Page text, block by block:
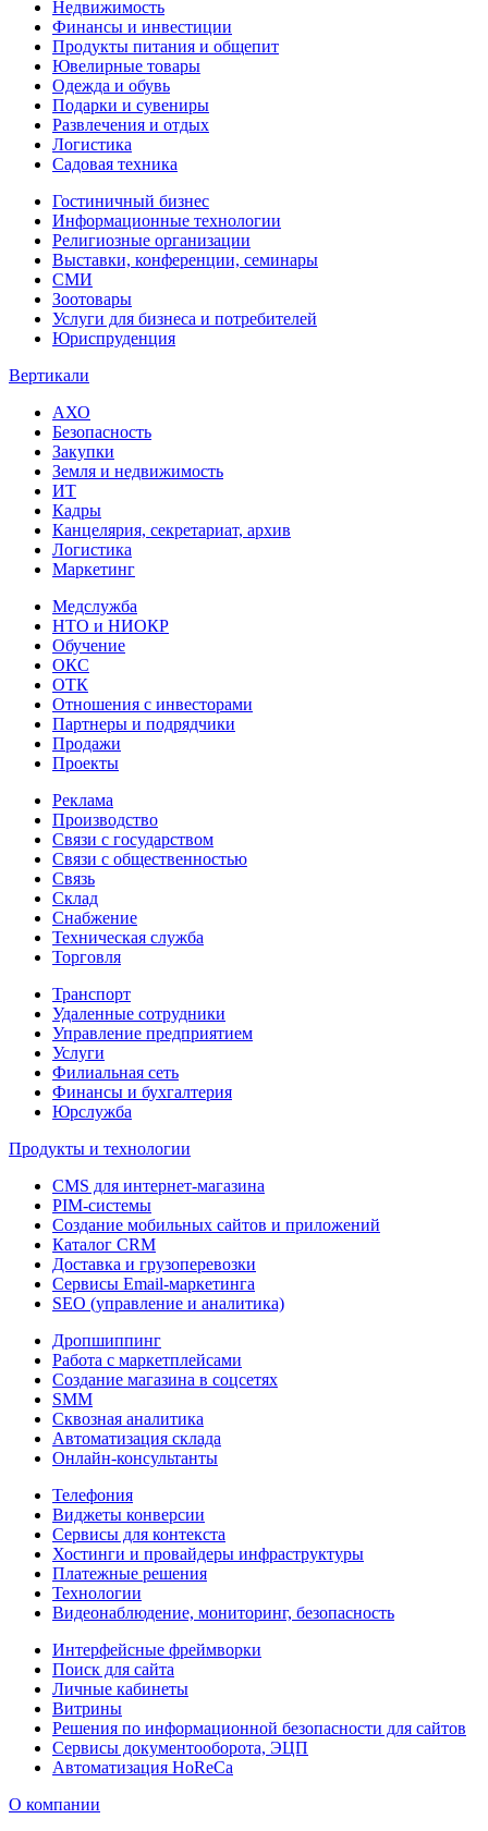
Недвижимость
Финансы и инвестиции
Продукты питания и общепит
Ювелирные товары
Одежда и обувь
Подарки и сувениры
Развлечения и отдых
Логистика
Садовая техника
Гостиничный бизнес
Информационные технологии
Религиозные организации
Выставки, конференции, семинары
СМИ
Зоотовары
Услуги для бизнеса и потребителей
Юриспруденция
Вертикали
АХО
Безопасность
Закупки
Земля и недвижимость
ИТ
Кадры
Канцелярия, секретариат, архив
Логистика
Маркетинг
Медслужба
НТО и НИОКР
Обучение
ОКС
ОТК
Отношения с инвесторами
Партнеры и подрядчики
Продажи
Проекты
Реклама
Производство
Связи с государством
Связи с общественностью
Связь
Склад
Снабжение
Техническая служба
Торговля
Транспорт
Удаленные сотрудники
Управление предприятием
Услуги
Филиальная сеть
Финансы и бухгалтерия
Юрслужба
Продукты и технологии
CMS для интернет-магазина
PIM-системы
Создание мобильных сайтов и приложений
Каталог CRM
Доставка и грузоперевозки
Сервисы Email-маркетинга
SEO (управление и аналитика)
Дропшиппинг
Работа с маркетплейсами
Создание магазина в соцсетях
SMM
Сквозная аналитика
Автоматизация склада
Онлайн-консультанты
Телефония
Виджеты конверсии
Сервисы для контекста
Хостинги и провайдеры инфраструктуры
Платежные решения
Технологии
Видеонаблюдение, мониторинг, безопасность
Интерфейсные фреймворки
Поиск для сайта
Личные кабинеты
Витрины
Решения по информационной безопасности для сайтов
Сервисы документооборота, ЭЦП
Автоматизация HoReCa
О компании